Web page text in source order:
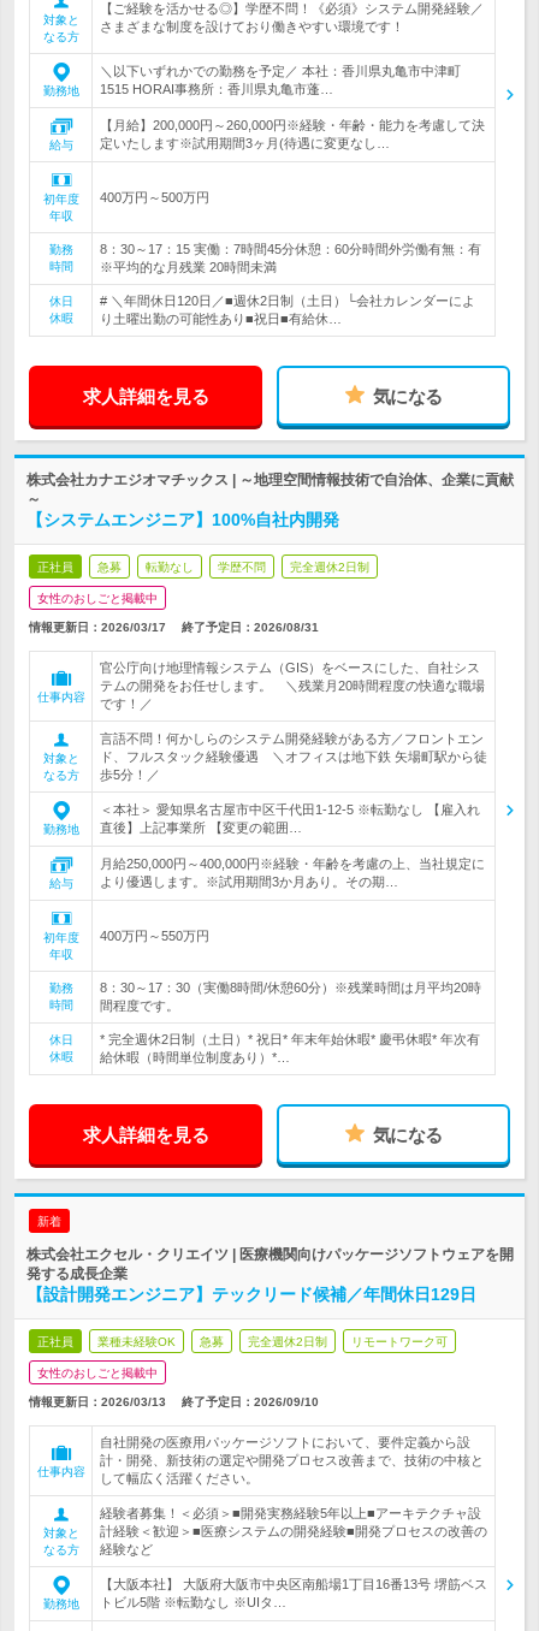
対象と
なる方
【ご経験を活かせる◎】学歴不問！《必須》システム開発経験／
さまざまな制度を設けており働きやすい環境です！
勤務地
＼以下いずれかでの勤務を予定／ 本社：香川県丸亀市中津町
1515 HORAI事務所：香川県丸亀市蓬…
給与
【月給】200,000円～260,000円※経験・年齢・能力を考慮して決
定いたします※試用期間3ヶ月(待遇に変更なし…
初年度
年収
400万円～500万円
勤務
時間
8：30～17：15 実働：7時間45分休憩：60分時間外労働有無：有
※平均的な月残業 20時間未満
休日
休暇
# ＼年間休日120日／■週休2日制（土日）└会社カレンダーによ
り土曜出勤の可能性あり■祝日■有給休…
求人詳細を見る 気になる
株式会社カナエジオマチックス | ～地理空間情報技術で自治体、企業に貢献
～
【システムエンジニア】100%自社内開発
正社員 急募 転勤なし 学歴不問 完全週休2日制
女性のおしごと掲載中
情報更新日：2026/03/17 終了予定日： 2026/08/31
仕事内容
官公庁向け地理情報システム（GIS）をベースにした、自社シス
テムの開発をお任せします。 ＼残業月20時間程度の快適な職場
です！／
対象と
なる方
言語不問！何かしらのシステム開発経験がある方／フロントエン
ド、フルスタック経験優遇 ＼オフィスは地下鉄 矢場町駅から徒
歩5分！／
勤務地
＜本社＞ 愛知県名古屋市中区千代田1-12-5 ※転勤なし 【雇入れ
直後】上記事業所 【変更の範囲…
給与
月給250,000円～400,000円※経験・年齢を考慮の上、当社規定に
より優遇します。※試用期間3か月あり。その期…
初年度
年収
400万円～550万円
勤務
時間
8：30～17：30（実働8時間/休憩60分）※残業時間は月平均20時
間程度です。
休日
休暇
* 完全週休2日制（土日）* 祝日* 年末年始休暇* 慶弔休暇* 年次有
給休暇（時間単位制度あり）*…
求人詳細を見る 気になる
新着
株式会社エクセル・クリエイツ | 医療機関向けパッケージソフトウェアを開
発する成長企業
【設計開発エンジニア】テックリード候補／年間休日129日
正社員 業種未経験OK 急募 完全週休2日制 リモートワーク可
女性のおしごと掲載中
情報更新日：2026/03/13 終了予定日： 2026/09/10
仕事内容
自社開発の医療用パッケージソフトにおいて、要件定義から設
計・開発、新技術の選定や開発プロセス改善まで、技術の中核と
して幅広く活躍ください。
対象と
なる方
経験者募集！＜必須＞■開発実務経験5年以上■アーキテクチャ設
計経験＜歓迎＞■医療システムの開発経験■開発プロセスの改善の
経験など
勤務地
【大阪本社】 大阪府大阪市中央区南船場1丁目16番13号 堺筋ベス
トビル5階 ※転勤なし ※UIタ…